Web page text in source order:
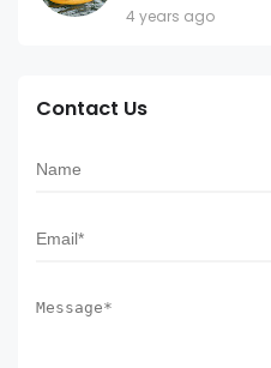
4 years ago
Contact Us